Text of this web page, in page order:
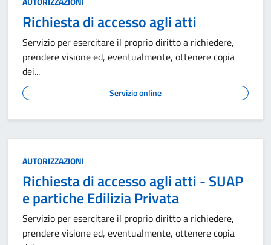
Richiesta di accesso agli atti
Servizio per esercitare il proprio diritto a richiedere,
prendere visione ed, eventualmente, ottenere copia
dei...
Servizio online
AUTORIZZAZIONI
Richiesta di accesso agli atti - SUAP
e partiche Edilizia Privata
Servizio per esercitare il proprio diritto a richiedere,
prendere visione ed, eventualmente, ottenere copia